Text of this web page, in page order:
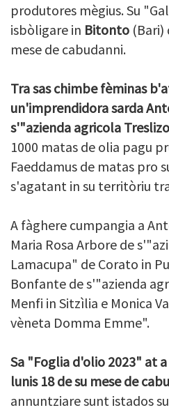
produtores mègius. Su "
isbòligare in Bitonto (Bari)
mese de cabudanni.
Tra sas chimbe fèminas
un'imprendidora sarda
s'"azienda agricola
1000 matas de olia pagu
Faeddamus de matas pro
s'agatant in su territòriu
A fàghere cumpangia a
Maria Rosa Arbore des'
Lamacupa" de Corato in
Bonfante des'"azienda
Menfi in Sitzìlia e Monica
vèneta Domma Emme".
Sa "Foglia d'olio 2023" at
lunis 18 de su mese de
annuntziare sunt istados